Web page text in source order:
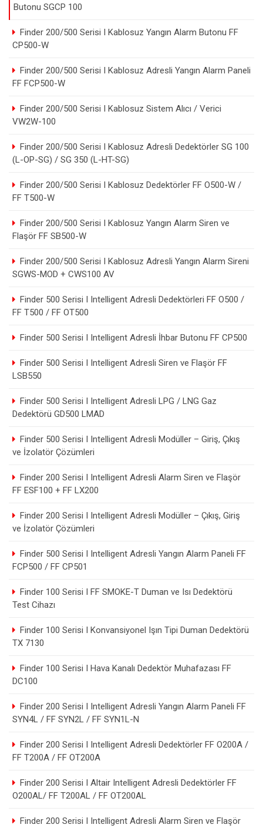
Butonu SGCP 100
Finder 200/500 Serisi I Kablosuz Yangın Alarm Butonu FF
CP500-W
Finder 200/500 Serisi I Kablosuz Adresli Yangın Alarm Paneli
FF FCP500-W
Finder 200/500 Serisi I Kablosuz Sistem Alıcı / Verici
VW2W-100
Finder 200/500 Serisi I Kablosuz Adresli Dedektörler SG 100
(L-OP-SG) / SG 350 (L-HT-SG)
Finder 200/500 Serisi I Kablosuz Dedektörler FF O500-W /
FF T500-W
Finder 200/500 Serisi I Kablosuz Yangın Alarm Siren ve
Flaşör FF SB500-W
Finder 200/500 Serisi I Kablosuz Adresli Yangın Alarm Sireni
SGWS-MOD + CWS100 AV
Finder 500 Serisi I Intelligent Adresli Dedektörleri FF O500 /
FF T500 / FF OT500
Finder 500 Serisi I Intelligent Adresli İhbar Butonu FF CP500
Finder 500 Serisi I Intelligent Adresli Siren ve Flaşör FF
LSB550
Finder 500 Serisi I Intelligent Adresli LPG / LNG Gaz
Dedektörü GD500 LMAD
Finder 500 Serisi I Intelligent Adresli Modüller – Giriş, Çıkış
ve İzolatör Çözümleri
Finder 200 Serisi I Intelligent Adresli Alarm Siren ve Flaşör
FF ESF100 + FF LX200
Finder 200 Serisi I Intelligent Adresli Modüller – Çıkış, Giriş
ve İzolatör Çözümleri
Finder 500 Serisi I Intelligent Adresli Yangın Alarm Paneli FF
FCP500 / FF CP501
Finder 100 Serisi I FF SMOKE-T Duman ve Isı Dedektörü
Test Cihazı
Finder 100 Serisi I Konvansiyonel Işın Tipi Duman Dedektörü
TX 7130
Finder 100 Serisi I Hava Kanalı Dedektör Muhafazası FF
DC100
Finder 200 Serisi I Intelligent Adresli Yangın Alarm Paneli FF
SYN4L / FF SYN2L / FF SYN1L-N
Finder 200 Serisi I Intelligent Adresli Dedektörler FF O200A /
FF T200A / FF OT200A
Finder 200 Serisi I Altair Intelligent Adresli Dedektörler FF
O200AL/ FF T200AL / FF OT200AL
Finder 200 Serisi I Intelligent Adresli Alarm Siren ve Flaşör